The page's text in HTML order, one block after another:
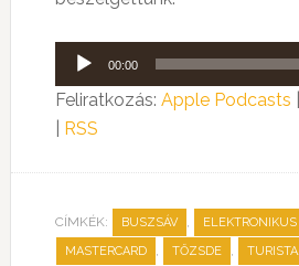
Audió
lejátszó
00:00
Feliratkozás: Apple Podcasts
RSS
CÍMKÉK: BUSZSÁV ,
MASTERCARD , TŐZSDE ,